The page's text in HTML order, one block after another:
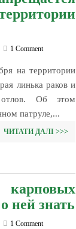
1 Comment
на территории
линька раков и
отлов. Об этом
патруле,...
ЧИТАТИ ДАЛІ >>>
карповых
ней знать
1 Comment